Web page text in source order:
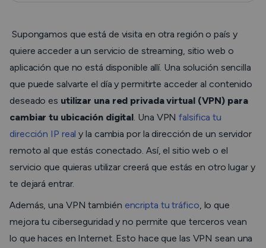
Supongamos que está de visita en otra región o país y
quiere acceder a un servicio de streaming, sitio web o
aplicación que no está disponible allí. Una solución sencilla
que puede salvarte el día y permitirte acceder al contenido
deseado es utilizar una red privada virtual (VPN) para
cambiar tu ubicación digital. Una VPNfalsifica tu
dirección IP real y la cambia por la dirección de un servidor
remoto al que estás conectado. Así, el sitio web o el
servicio que quieras utilizar creerá que estás en otro lugar y
te dejará entrar.
Además, una VPN también encripta tu tráfico, lo que
mejora tu ciberseguridad y no permite que terceros vean
lo que haces en Internet. Esto hace que las VPN sean una